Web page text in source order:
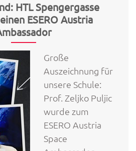
HTL Spengergasse
ESERO Austria
Große
Auszeichnung für
unsere Schule:
Prof. Zeljko Puljic
wurde zum
ESERO Austria
Space